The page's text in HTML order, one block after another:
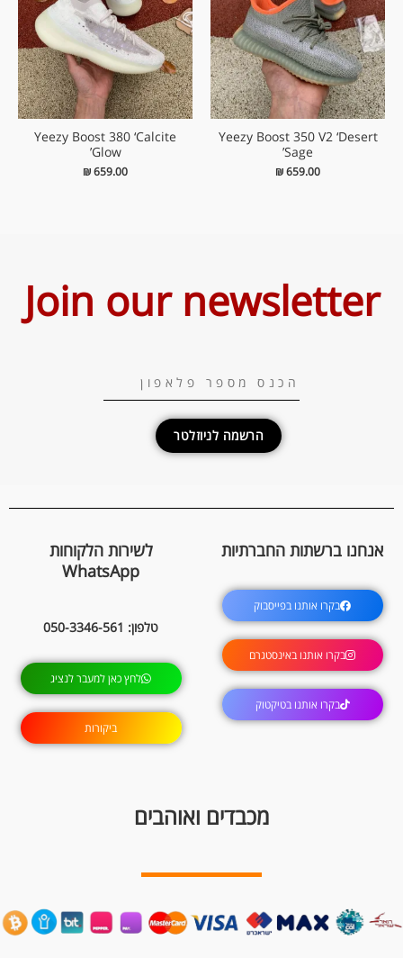
Yeezy Boost 350 V2 ‘Desert
Sage’
₪659.00
Yeezy Boost 380 ‘Calcite
Glow’
₪659.00
Join our newsletter
הרשמה לניוזלטר
אנחנו ברשתות החברתיות
בקרו אותנו בפייסבוק
בקרו אותנו באינסטגרם
בקרו אותנו בטיקטוק
לשירות הלקוחות
WhatsApp
טלפון: 050-3346-561
לחץ כאן למעבר לנציג
ביקורות
מכבדים ואוהבים